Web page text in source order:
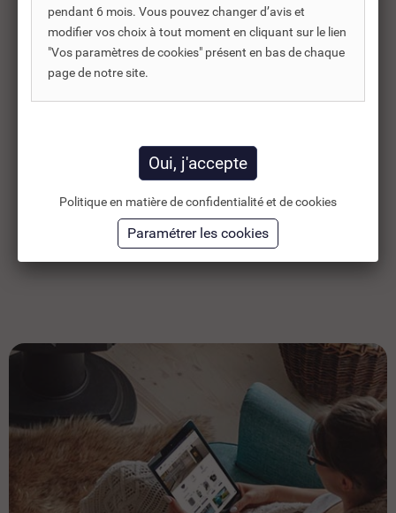
REF DNC :721721
TIMBRE TERRAZO TON
PIERRE 400 X 400 -...
106,50 €HT
Ajouter au panier
pendant 6 mois. Vous pouvez changer d’avis et
modifier vos choix à tout moment en cliquant sur le lien
"Vos paramètres de cookies" présent en bas de chaque
page de notre site.
Politique en matière de confidentialité et de cookies